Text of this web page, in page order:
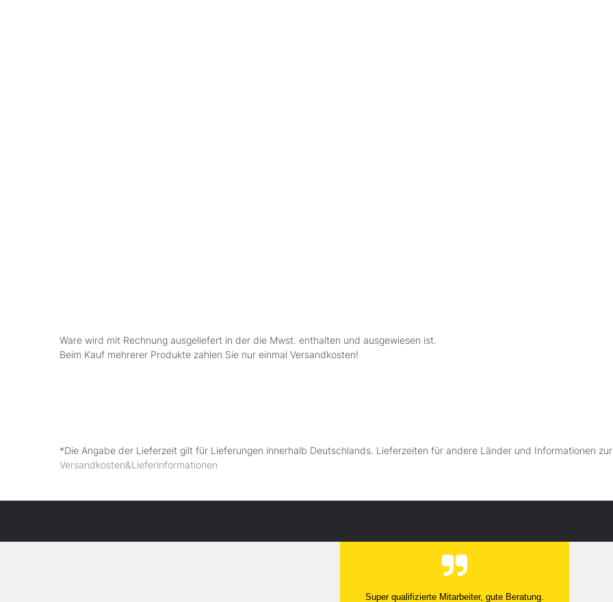
Ware wird mit Rechnung ausgeliefert in der die Mwst. enthalten und ausgewiesen ist.
Beim Kauf mehrerer Produkte zahlen Sie nur einmal Versandkosten!
*Die Angabe der Lieferzeit gilt für Lieferungen innerhalb Deutschlands. Lieferzeiten für andere Länder und Informationen
Versandkosten&Lieferinformationen
Alles Bestens!